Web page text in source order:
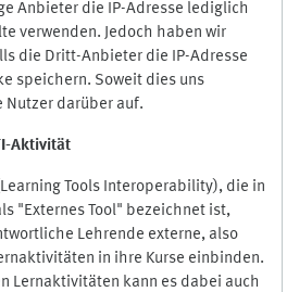
Anbieter die IP-Adresse lediglich
verwenden. Jedoch haben wir
die Dritt-Anbieter die IP-Adresse
speichern. Soweit dies uns
Nutzer darüber auf.
-Aktivität
Tools Interoperability), die in
"Externes Tool" bezeichnet ist,
Lehrende externe, also
in ihre Kurse einbinden.
Lernaktivitäten kann es dabei auch